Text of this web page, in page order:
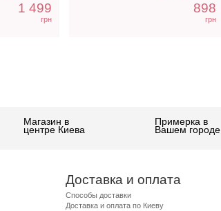
1 499
грн
898
грн
Магазин в
центре Киева
Примерка в
Вашем городе
Доставка и оплата
Способы доставки
Доставка и оплата по Киеву